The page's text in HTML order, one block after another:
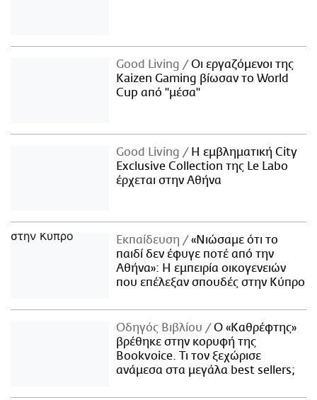
Good Living
Οι εργαζόμενοι της
Kaizen Gaming βίωσαν το World
Cup από "μέσα"
Good Living
Η εμβληματική City
Exclusive Collection της Le Labo
έρχεται στην Αθήνα
Εκπαίδευση
«Νιώσαμε ότι το
παιδί δεν έφυγε ποτέ από την
Αθήνα»: Η εμπειρία οικογενειών
που επέλεξαν σπουδές στην Κύπρο
Οδηγός Βιβλίου
Ο «Καθρέφτης»
βρέθηκε στην κορυφή της
Bookvoice. Τι τον ξεχώρισε
ανάμεσα στα μεγάλα best sellers;